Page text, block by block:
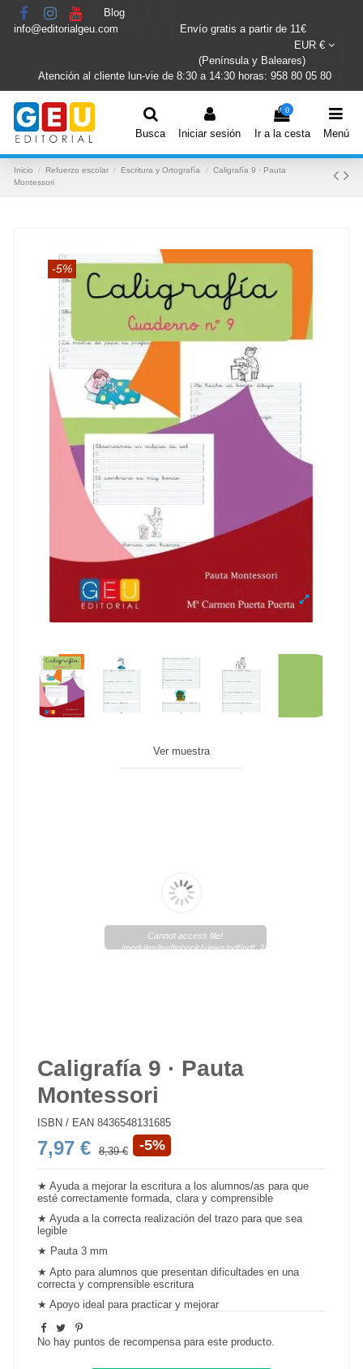
Blog
info@editorialgeu.com
Envío gratis a partir de 11€
EUR €
(Península y Baleares)
Atención al cliente lun-vie de 8:30 a 14:30 horas: 958 80 05 80
Busca Iniciar sesión
0
Ir a la cesta Menú
Inicio Refuerzo escolar Escritura y Ortografía
Caligrafía 9 · Pauta
Montessori
-5%
Ver muestra
Cannot access file!
/modules/lpsflipbook/views/pdf/pdf_235_1.pdf
Caligrafía 9 · Pauta
Montessori
ISBN / EAN 8436548131685
7,97 € 8,39 € -5%
★ Ayuda a mejorar la escritura a los alumnos/as para que
esté correctamente formada, clara y comprensible
★ Ayuda a la correcta realización del trazo para que sea
legible
★ Pauta 3 mm
★ Apto para alumnos que presentan dificultades en una
correcta y comprensible escritura
★ Apoyo ideal parapracticar y mejorar
No hay puntos de recompensa para este producto.